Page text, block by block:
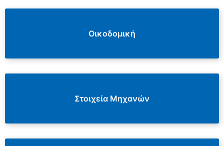
Οικοδομική
Στοιχεία Μηχανών